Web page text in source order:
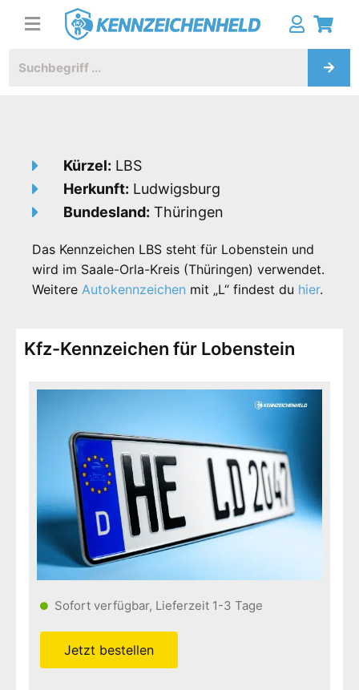
Kürzel: LBS
Herkunft: Ludwigsburg
Bundesland: Thüringen
Das Kennzeichen LBS steht für Lobenstein und
wird im Saale-Orla-Kreis (Thüringen) verwendet.
Weitere Autokennzeichen mit „L“ findest du hier.
Kfz-Kennzeichen für Lobenstein
Sofort verfügbar, Lieferzeit 1-3 Tage
Jetzt bestellen